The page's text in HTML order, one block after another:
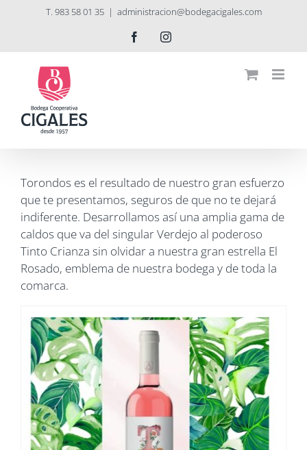
T. 983 58 01 35 | administracion@bodegacigales.com
FacebookInstagram
Torondos es el resultado de nuestro gran esfuerzo
que te presentamos, seguros de que no te dejará
indiferente. Desarrollamos así una amplia gama de
caldos que va del singular Verdejo al poderoso
Tinto Crianza sin olvidar a nuestra gran estrella El
Rosado, emblema de nuestra bodega y de toda la
comarca.